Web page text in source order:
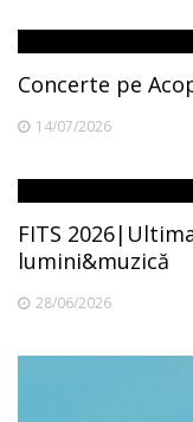
Concerte pe
14/07/2026
FITS
lumini&muzică
28/06/2026